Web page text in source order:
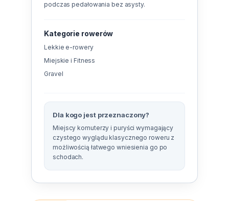
podczas pedałowania bez asysty.
Kategorie rowerów
Lekkie e-rowery
Miejskie i Fitness
Gravel
Dla kogo jest przeznaczony?
Miejscy komuterzy i puryści wymagający
czystego wyglądu klasycznego roweru z
możliwością łatwego wniesienia go po
schodach.